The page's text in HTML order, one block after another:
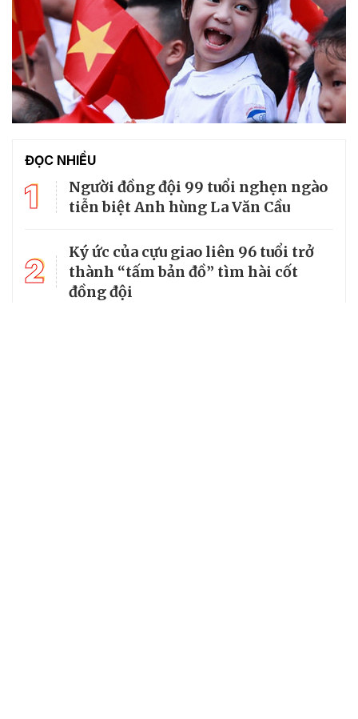
ĐỌC NHIỀU
1
Người đồng đội 99 tuổi nghẹn ngào
tiễn biệt Anh hùng La Văn Cầu
2
Ký ức của cựu giao liên 96 tuổi trở
thành “tấm bản đồ” tìm hài cốt
đồng đội